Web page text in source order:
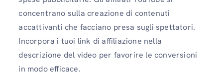
concentrano sulla creazione di contenuti
accattivanti che facciano presa sugli spettatori.
Incorpora i tuoi link di affiliazione nella
descrizione del video per favorire le conversioni
in modo efficace.